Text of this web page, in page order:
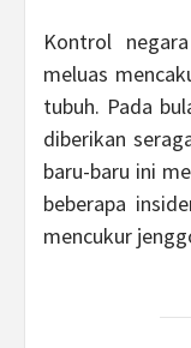
Kontrol
meluas
tubuh. Pada
diberikan
baru-baru ini
beberapa
mencukur